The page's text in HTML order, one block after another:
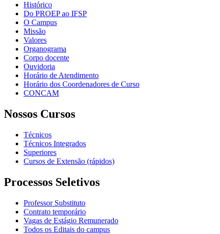
Histórico
Do PROEP ao IFSP
O Campus
Missão
Valores
Organograma
Corpo docente
Ouvidoria
Horário de Atendimento
Horário dos Coordenadores de Curso
CONCAM
Nossos Cursos
Técnicos
Técnicos Integrados
Superiores
Cursos de Extensão (rápidos)
Processos Seletivos
Professor Substituto
Contrato temporário
Vagas de Estágio Remunerado
Todos os Editais do campus